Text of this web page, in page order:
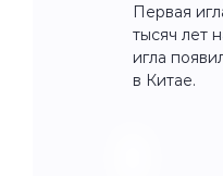
Первая
тысяч лет
игла
в Китае.